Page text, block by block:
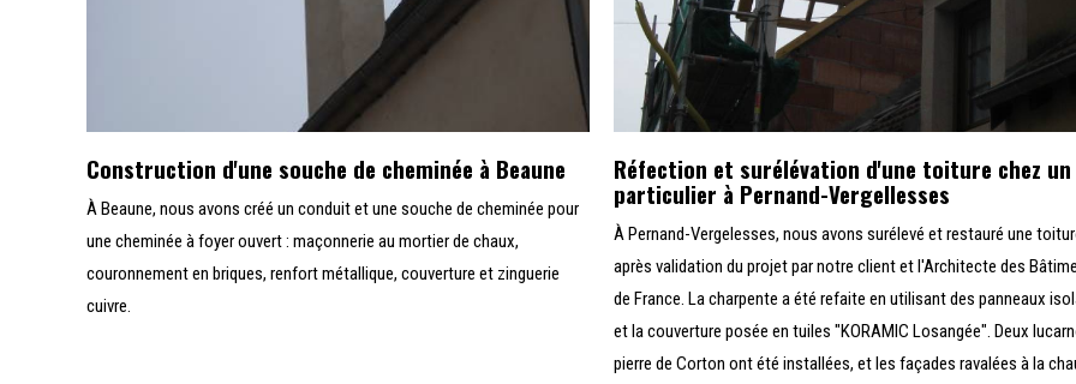
Construction d'une souche de cheminée à Beaune
À Beaune, nous avons créé un conduit et une souche de cheminée pour
une cheminée à foyer ouvert : maçonnerie au mortier de chaux,
couronnement en briques, renfort métallique, couverture et zinguerie
cuivre.
Réfection et surélévation d'une toiture chez un
particulier à Pernand-Vergellesses
À Pernand-Vergelesses, nous avons surélevé et restauré une
après validation du projet par notre client et l'Architecte des
de France. La charpente a été refaite en utilisant des panneaux
et la couverture posée en tuiles "KORAMIC Losangée". Deux
pierre de Corton ont été installées, et les façades ravalées à la